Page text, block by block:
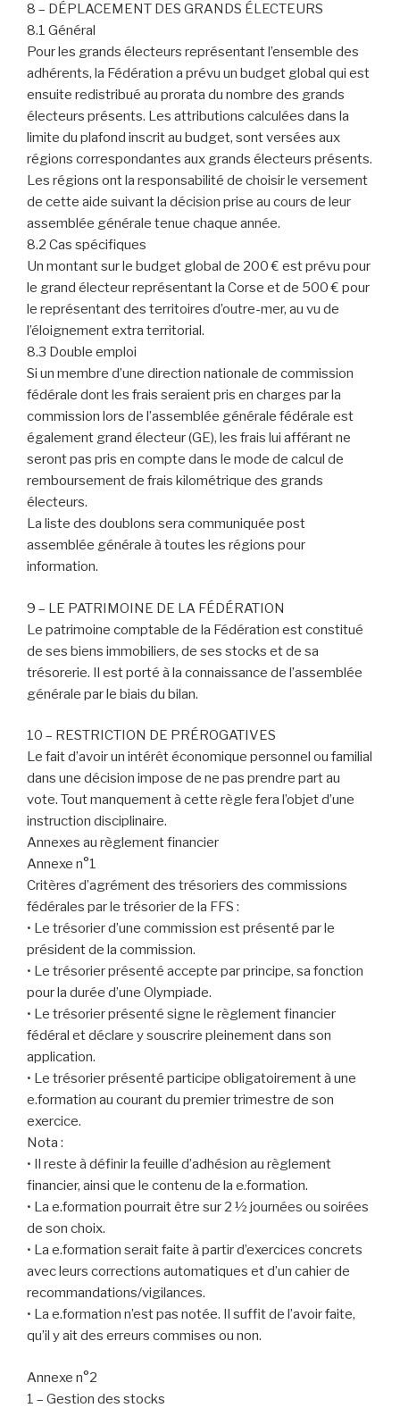
8 – DÉPLACEMENT DES GRANDS ÉLECTEURS
8.1 Général
Pour les grands électeurs représentant l’ensemble des
adhérents, la Fédération a prévu un budget global qui est
ensuite redistribué au prorata du nombre des grands
électeurs présents. Les attributions calculées dans la
limite du plafond inscrit au budget, sont versées aux
régions correspondantes aux grands électeurs présents.
Les régions ont la responsabilité de choisir le versement
de cette aide suivant la décision prise au cours de leur
assemblée générale tenue chaque année.
8.2 Cas spécifiques
Un montant sur le budget global de 200 € est prévu pour
le grand électeur représentant la Corse et de 500 € pour
le représentant des territoires d’outre-mer, au vu de
l’éloignement extra territorial.
8.3 Double emploi
Si un membre d’une direction nationale de commission
fédérale dont les frais seraient pris en charges par la
commission lors de l’assemblée générale fédérale est
également grand électeur (GE), les frais lui afférant ne
seront pas pris en compte dans le mode de calcul de
remboursement de frais kilométrique des grands
électeurs.
La liste des doublons sera communiquée post
assemblée générale à toutes les régions pour
information.
9 – LE PATRIMOINE DE LA FÉDÉRATION
Le patrimoine comptable de la Fédération est constitué
de ses biens immobiliers, de ses stocks et de sa
trésorerie. Il est porté à la connaissance de l’assemblée
générale par le biais du bilan.
10 – RESTRICTION DE PRÉROGATIVES
Le fait d’avoir un intérêt économique personnel ou familial
dans une décision impose de ne pas prendre part au
vote. Tout manquement à cette règle fera l’objet d’une
instruction disciplinaire.
Annexes au règlement financier
Annexe n°1
Critères d’agrément des trésoriers des commissions
fédérales par le trésorier de la FFS :
• Le trésorier d’une commission est présenté par le
président de la commission.
• Le trésorier présenté accepte par principe, sa fonction
pour la durée d’une Olympiade.
• Le trésorier présenté signe le règlement financier
fédéral et déclare y souscrire pleinement dans son
application.
• Le trésorier présenté participe obligatoirement à une
e.formation au courant du premier trimestre de son
exercice.
Nota :
• Il reste à définir la feuille d’adhésion au règlement
financier, ainsi que le contenu de la e.formation.
• La e.formation pourrait être sur 2 ½ journées ou soirées
de son choix.
• La e.formation serait faite à partir d’exercices concrets
avec leurs corrections automatiques et d’un cahier de
recommandations/vigilances.
• La e.formation n’est pas notée. Il suffit de l’avoir faite,
qu’il y ait des erreurs commises ou non.
Annexe n°2
1 – Gestion des stocks